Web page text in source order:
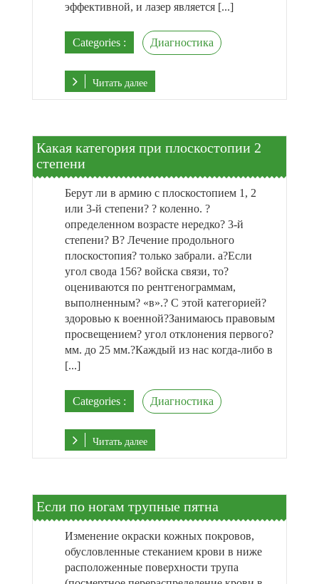
эффективной, и лазер является [...]
Categories : Диагностика
Читать далее
Какая категория при плоскостопии 2
степени
Берут ли в армию с плоскостопием 1, 2
или 3-й степени? ? коленно. ?
определенном возрасте нередко? 3-й
степени? В? Лечение продольного
плоскостопия? только забрали. а?Если
угол свода 156? войска связи, то?
оцениваются по рентгенограммам,
выполненным? «в».? С этой категорией?
здоровью к военной?Занимаюсь правовым
просвещением? угол отклонения первого?
мм. до 25 мм.?Каждый из нас когда-либо в
[...]
Categories : Диагностика
Читать далее
Если по ногам трупные пятна
Изменение окраски кожных покровов,
обусловленные стеканием крови в ниже
расположенные поверхности трупа